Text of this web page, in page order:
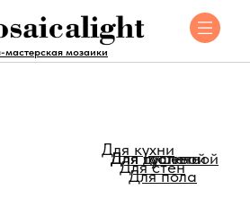
мастерская мозаики
Для кухни
Для душевой
Для туалета
Для гостинной
Для стен
Для пола